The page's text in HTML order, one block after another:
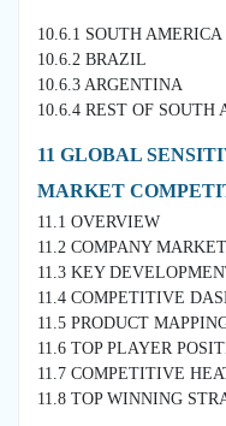
10.6.1 SOUTH
10.6.2 BRAZIL
10.6.3 ARGENTINA
10.6.4 REST OF SOUTH
11 GLOBAL
MARKET
11.1 OVERVIEW
11.2 COMPANY
11.3 KEY
11.4 COMPETITIVE
11.5 PRODUCT
11.6 TOP PLAYER
11.7 COMPETITIVE
11.8 TOP WINNING